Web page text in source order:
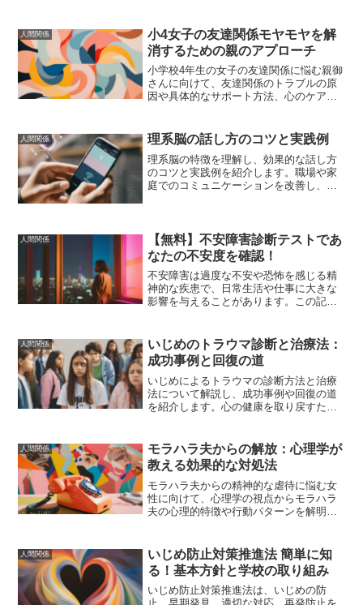
人間関係
小4女子の友達関係モヤモヤを解
消するための親のアプローチ
小学校4年生の女子の友達関係に悩む親御
さんに向けて、友達関係のトラブルの原
因や具体的なサポート方法、心のケアと
なアドバイスを紹介します。
人間関係 理系脳の話し方のコツと実践例
理系脳の特徴を理解し、効果的な話し方
のコツと実践例を紹介します。職場や家
庭でのコミュニケーションを改善し、評
人間関係
【無料】不安障害診断テストであ
なたの不安度を確認！
不安障害は過度な不安や恐怖を感じる精
神的な疾患で、日常生活や仕事に大きな
影響を与えることがあります。この記事
受けた後の対策やサポートについても詳
しく解説します。
人間関係
いじめのトラウマ診断と治療法：
成功事例と回復の道
いじめによるトラウマの診断方法と治療
法について解説し、成功事例や回復の道
を紹介します。心の健康を取り戻すため
人間関係
モラハラ夫からの解放：心理学が
教える効果的な対処法
モラハラ夫からの精神的な虐待に悩む女
性に向けて、心理学の視点からモラハラ
夫の心理的特徴や行動パターンを解明
婚を視野に入れた対策についても詳しく
解説します。
人間関係
いじめ防止対策推進法 簡単に知
る！基本方針と学校の取り組み
いじめ防止対策推進法は、いじめの防